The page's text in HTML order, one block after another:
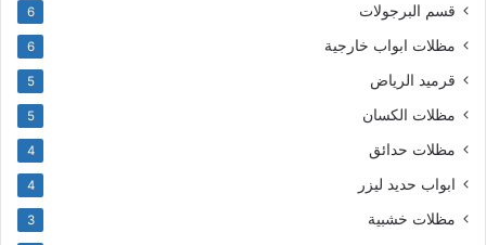
قسم البرجولات 6
مظلات ابواب خارجية 6
قرميد الرياض 5
مظلات الكسان 5
مظلات حدائق 4
ابواب حديد ليزر 4
مظلات خشبية 3